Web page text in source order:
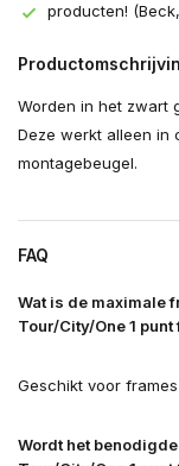
producten!
Worden in het zwart
Deze werkt alleen in
montagebeugel.
FAQ
Wat is de maximale
Tour/City/One 1
Geschikt voor
Wordt het